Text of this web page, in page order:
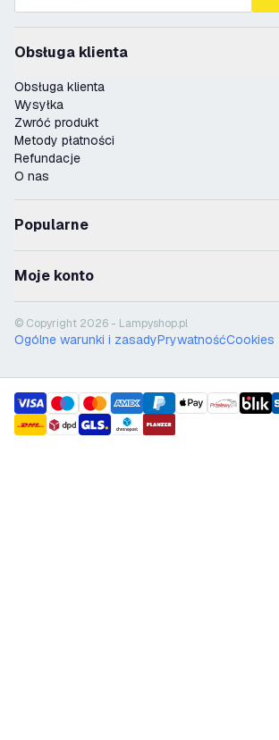
Obsługa klienta
Obsługa klienta
Wysyłka
Zwróć produkt
Metody płatności
Refundacje
O nas
Popularne
Moje konto
© Copyright 2026 - Lampyshop.pl
Ogólne warunki i zasadyPrywatnośćCookies
payment methods
shipment methods